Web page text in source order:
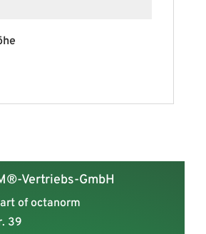
Vertriebs-GmbH
of octanorm
39